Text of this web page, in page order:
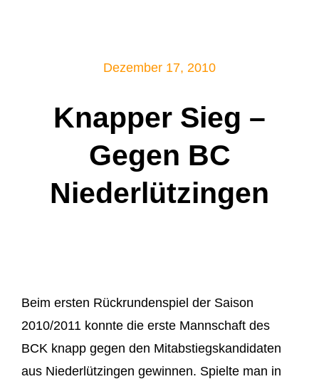
Dezember 17, 2010
Knapper Sieg –
Gegen BC
Niederlützingen
Beim ersten Rückrundenspiel der Saison
2010/2011 konnte die erste Mannschaft des
BCK knapp gegen den Mitabstiegskandidaten
aus Niederlützingen gewinnen. Spielte man in